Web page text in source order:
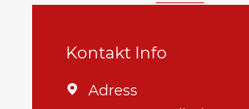
Kontakt Info
 Adress